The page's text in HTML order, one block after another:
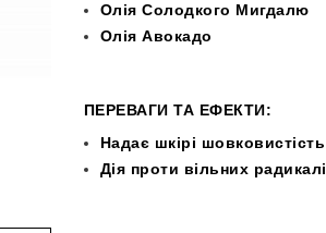
Олія Солодкого Мигдалю
Олія Авокадо
ПЕРЕВАГИ ТА ЕФЕКТИ:
Надає шкірі шовковистість
Дія проти вільних